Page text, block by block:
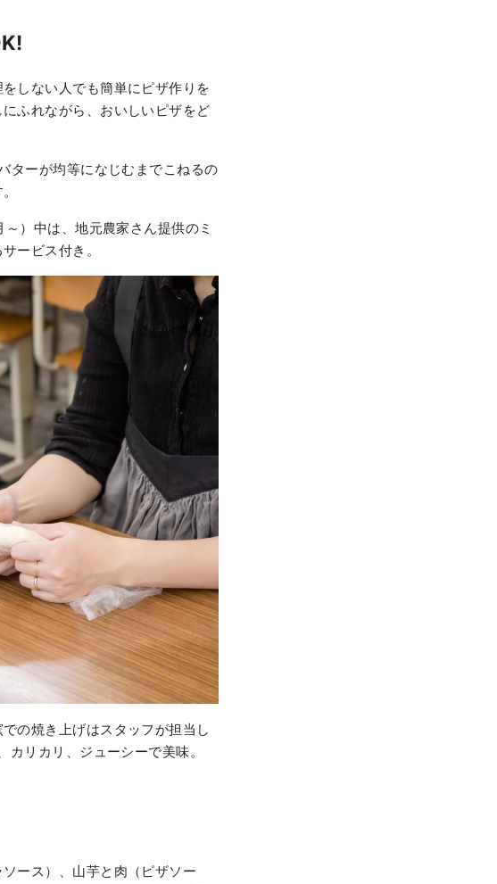
しない人でも簡単にピザ作りを
ふれながら、おいしいピザをど
ターが均等になじむまでこねるの
）中は、地元農家さん提供のミ
ービス付き。
の焼き上げはスタッフが担当し
リカリ、ジューシーで美味。
ース）、山芋と肉（ピザソー